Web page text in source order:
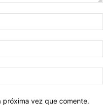
próxima vez que comente.